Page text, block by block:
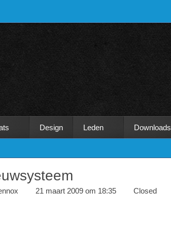
Design Leden Downloads
21 maart 2009 om 18:35 Closed